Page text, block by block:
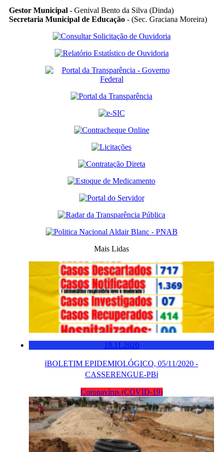
Gestor Municipal - Genival Bento da Silva (Dinda)
Secretaria Municipal de Educação - (Sec. Graciana Moreira)
Mais Lidas
19.11.2020
ℹ️BOLETIM EPIDEMIOLÓGICO, 05/11/2020 -
CASSERENGUE-PBℹ️
Coronavírus (COVID-19)